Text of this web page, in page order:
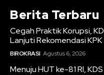
Berita Terbaru
Cegah Praktik Korupsi,
Lanjuti Rekomendasi KPK
BIROKRASI Agustus 6, 2026
Menuju HUT ke-81 RI,